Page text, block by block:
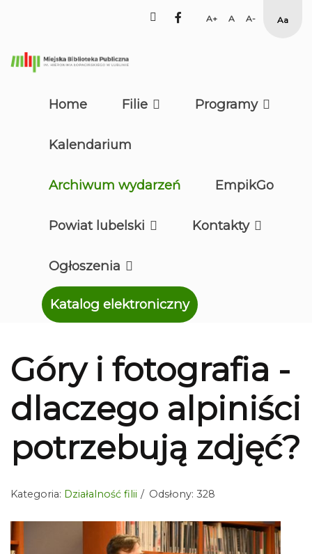
facebook
SetSet Set
Smaller
High
Home Filie Programy
Kalendarium
Archiwum wydarzeń EmpikGo
Powiat lubelski Kontakty
Ogłoszenia
Katalog elektroniczny
Góry i fotografia -
dlaczego alpiniści
potrzebują zdjęć?
Kategoria: Działalność filii Odsłony: 328